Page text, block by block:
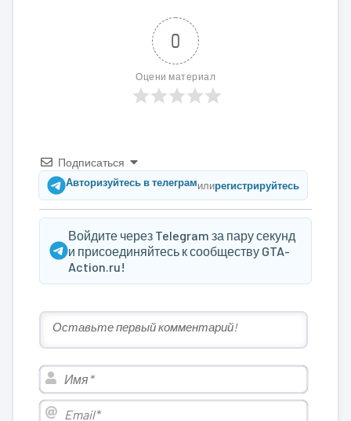
0
Оцени материал
Подписаться
Авторизуйтесь в телеграмилирегистрируйтесь
Войдите через Telegram за пару секунд
и присоединяйтесь к сообществу GTA-
Action.ru!
Имя*
Email*